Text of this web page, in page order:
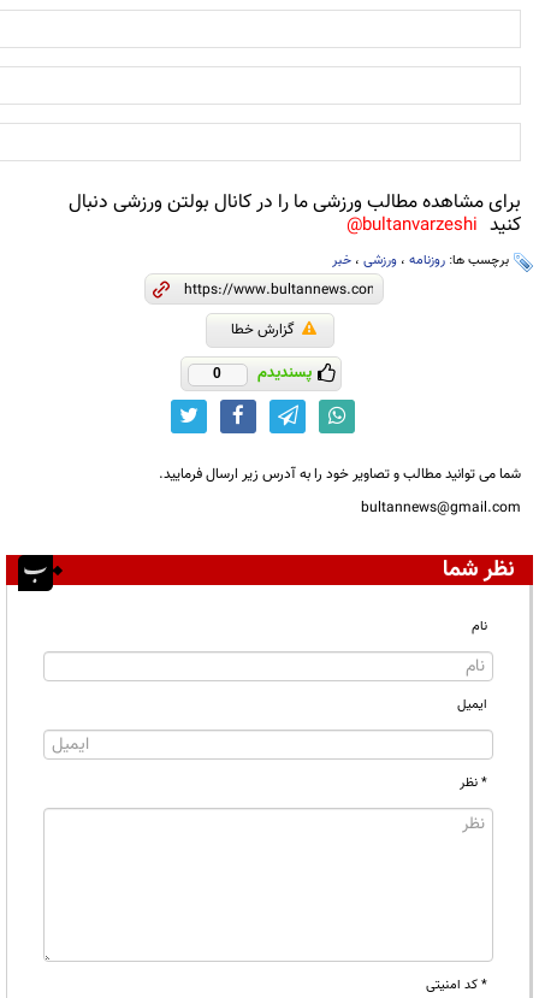
برای مشاهده مطالب ورزشی ما را در کانال بولتن ورزشی دنبال
کنید bultanvarzeshi@
برچسب ها: روزنامه ، ورزشی ، خبر
گزارش خطا
پسندیدم 0
شما می توانید مطالب و تصاویر خود را به آدرس زیر ارسال فرمایید.
bultannews@gmail.com
نظر شما
نام
ایمیل
* نظر
* کد امنیتی